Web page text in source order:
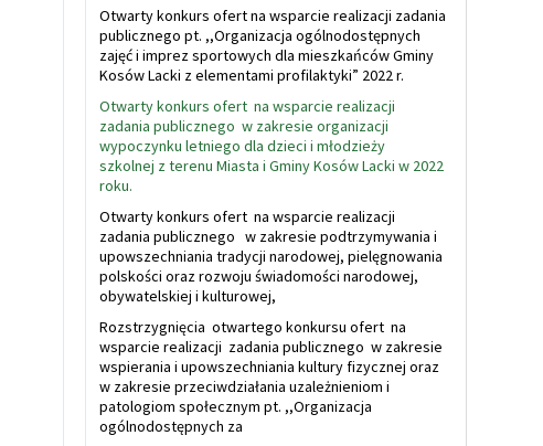
Otwarty konkurs ofert na wsparcie realizacji zadania
publicznego pt. ,,Organizacja ogólnodostępnych
zajęć i imprez sportowych dla mieszkańców Gminy
Kosów Lacki z elementami profilaktyki” 2022 r.
Otwarty konkurs ofert na wsparcie realizacji
zadania publicznego w zakresie organizacji
wypoczynku letniego dla dzieci i młodzieży
szkolnej z terenu Miasta i Gminy Kosów Lacki w 2022
roku.
Otwarty konkurs ofert na wsparcie realizacji
zadania publicznego w zakresie podtrzymywania i
upowszechniania tradycji narodowej, pielęgnowania
polskości oraz rozwoju świadomości narodowej,
obywatelskiej i kulturowej,
Rozstrzygnięcia otwartego konkursu ofert na
wsparcie realizacji zadania publicznego w zakresie
wspierania i upowszechniania kultury fizycznej oraz
w zakresie przeciwdziałania uzależnieniom i
patologiom społecznym pt. ,,Organizacja
ogólnodostępnych za